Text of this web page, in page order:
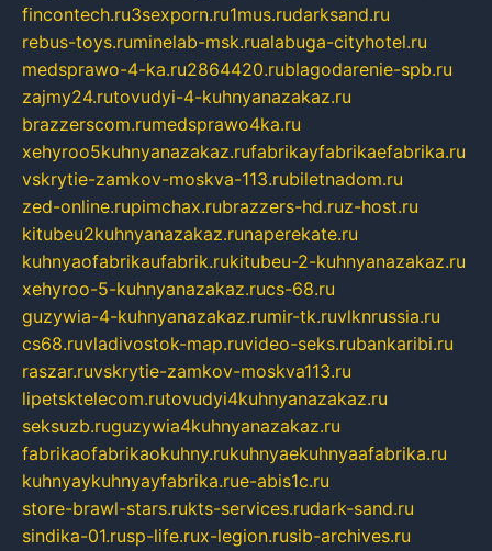
fincontech.ru3sexporn.ru1mus.rudarksand.ru
rebus-toys.ruminelab-msk.rualabuga-cityhotel.ru
medsprawo-4-ka.ru2864420.rublagodarenie-spb.ru
zajmy24.rutovudyi-4-kuhnyanazakaz.ru
brazzerscom.rumedsprawo4ka.ru
xehyroo5kuhnyanazakaz.rufabrikayfabrikaefabrika.ru
vskrytie-zamkov-moskva-113.rubiletnadom.ru
zed-online.rupimchax.rubrazzers-hd.ruz-host.ru
kitubeu2kuhnyanazakaz.runaperekate.ru
kuhnyaofabrikaufabrik.rukitubeu-2-kuhnyanazakaz.ru
xehyroo-5-kuhnyanazakaz.rucs-68.ru
guzywia-4-kuhnyanazakaz.rumir-tk.ruvlknrussia.ru
cs68.ruvladivostok-map.ruvideo-seks.rubankaribi.ru
raszar.ruvskrytie-zamkov-moskva113.ru
lipetsktelecom.rutovudyi4kuhnyanazakaz.ru
seksuzb.ruguzywia4kuhnyanazakaz.ru
fabrikaofabrikaokuhny.rukuhnyaekuhnyaafabrika.ru
kuhnyaykuhnyayfabrika.rue-abis1c.ru
store-brawl-stars.rukts-services.rudark-sand.ru
sindika-01.rusp-life.rux-legion.rusib-archives.ru